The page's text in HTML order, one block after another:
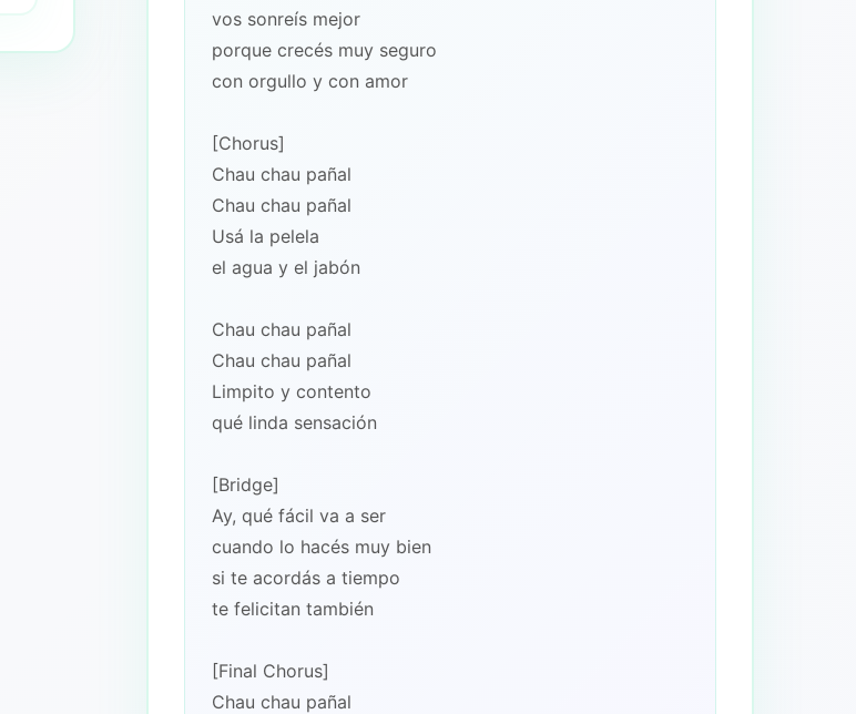
vos sonreís mejor
porque crecés muy seguro
con orgullo y con amor
[Chorus]
Chau chau pañal
Chau chau pañal
Usá la pelela
el agua y el jabón
Chau chau pañal
Chau chau pañal
Limpito y contento
qué linda sensación
[Bridge]
Ay, qué fácil va a ser
cuando lo hacés muy bien
si te acordás a tiempo
te felicitan también
[Final Chorus]
Chau chau pañal